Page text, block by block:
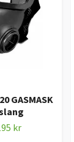
GASMASK
kr